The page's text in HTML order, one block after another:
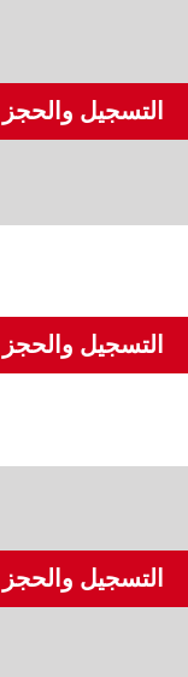
التسجيل والحجز
التسجيل والحجز
التسجيل والحجز